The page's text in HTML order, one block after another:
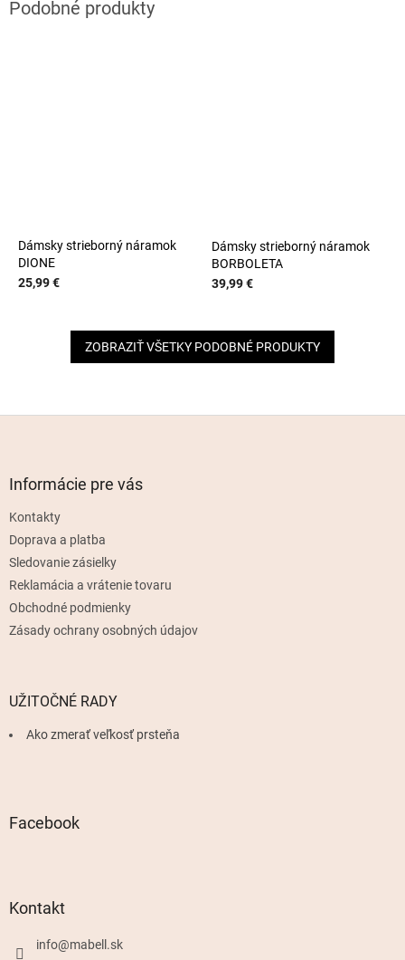
Dámsky strieborný náramok
DIONE
25,99 €
Dámsky strieborný náramok
BORBOLETA
39,99 €
ZOBRAZIŤ VŠETKY PODOBNÉ PRODUKTY
Informácie pre vás
Kontakty
Doprava a platba
Sledovanie zásielky
Reklamácia a vrátenie tovaru
Obchodné podmienky
Zásady ochrany osobných údajov
UŽITOČNÉ RADY
Ako zmerať veľkosť prsteňa
Facebook
Kontakt
info@mabell.sk